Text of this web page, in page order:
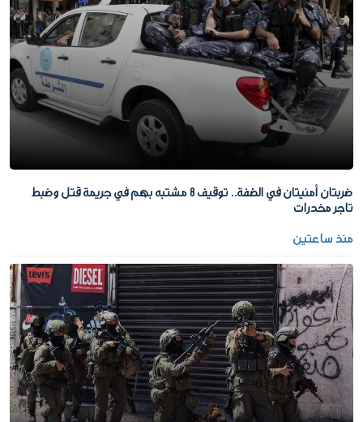
ضربتان أمنيتان في الضفة.. توقيف 8 مشتبه بهم في جريمة قتل وضبط
تاجر مخدرات
منذ ساعتين